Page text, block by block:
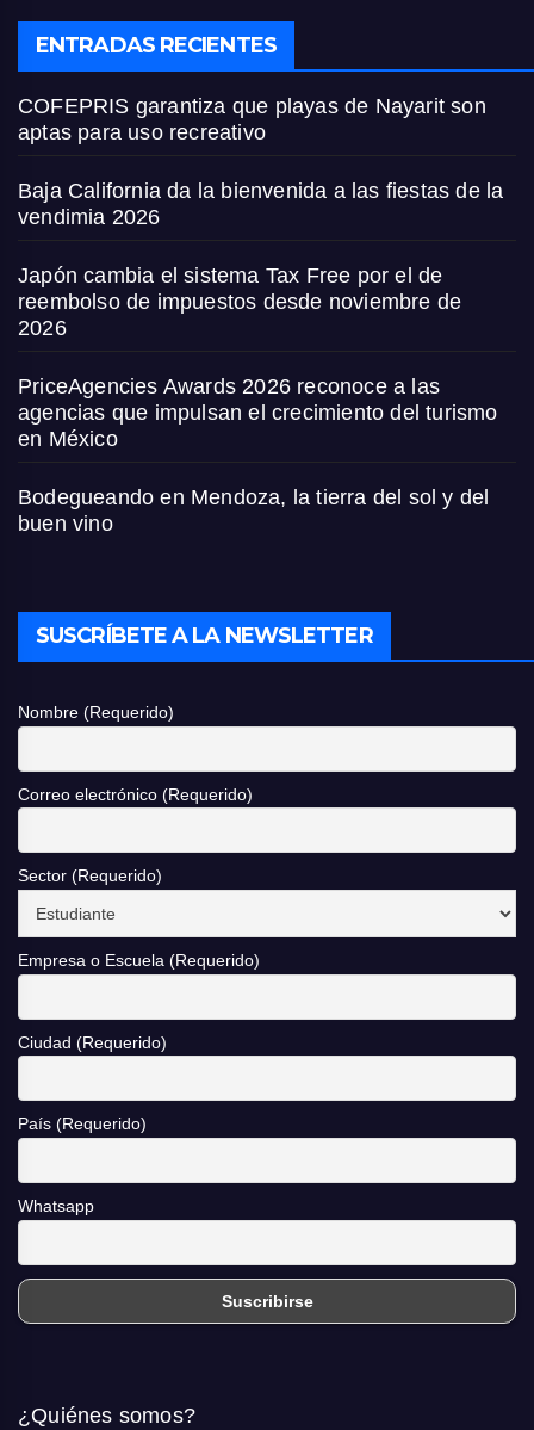
ENTRADAS RECIENTES
COFEPRIS garantiza que playas de Nayarit son
aptas para uso recreativo
Baja California da la bienvenida a las fiestas de la
vendimia 2026
Japón cambia el sistema Tax Free por el de
reembolso de impuestos desde noviembre de
2026
PriceAgencies Awards 2026 reconoce a las
agencias que impulsan el crecimiento del turismo
en México
Bodegueando en Mendoza, la tierra del sol y del
buen vino
SUSCRÍBETE A LA NEWSLETTER
Nombre (Requerido)
Correo electrónico (Requerido)
Sector (Requerido)
Empresa o Escuela (Requerido)
Ciudad (Requerido)
País (Requerido)
Whatsapp
¿Quiénes somos?